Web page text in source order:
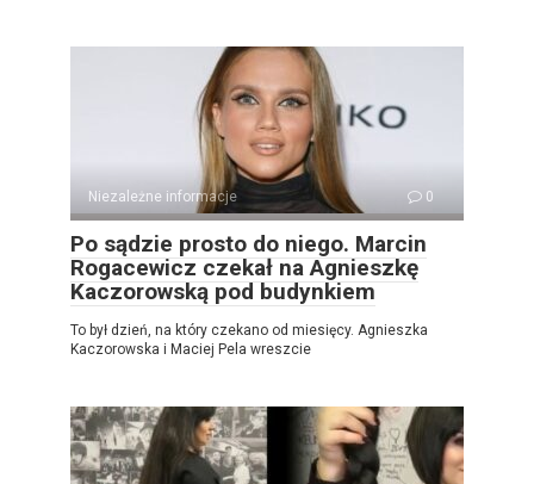
Niezależne informacje 0
Po sądzie prosto do niego. Marcin
Rogacewicz czekał na Agnieszkę
Kaczorowską pod budynkiem
To był dzień, na który czekano od miesięcy. Agnieszka
Kaczorowska i Maciej Pela wreszcie